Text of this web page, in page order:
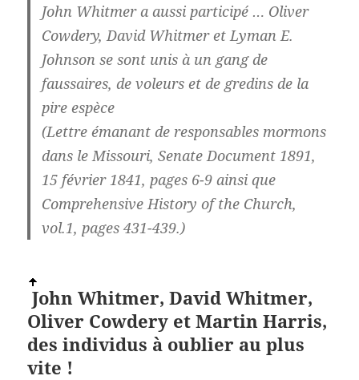
John Whitmer a aussi participé … Oliver
Cowdery, David Whitmer et Lyman E.
Johnson se sont unis à un gang de
faussaires, de voleurs et de gredins de la
pire espèce
(Lettre émanant de responsables mormons
dans le Missouri, Senate Document 1891,
15 février 1841, pages 6-9 ainsi que
Comprehensive History of the Church,
vol.1, pages 431-439.)
John Whitmer, David Whitmer,
Oliver Cowdery et Martin Harris,
des individus à oublier au plus
vite !